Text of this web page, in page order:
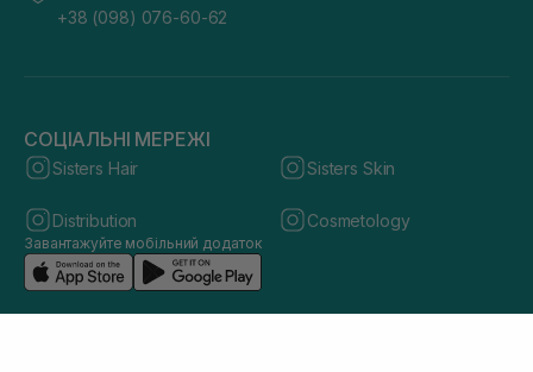
+38 (098) 076-60-62
СОЦІАЛЬНІ МЕРЕЖІ
Sisters Hair Sisters Skin
Distribution Cosmetology
Завантажуйте мобільний додаток